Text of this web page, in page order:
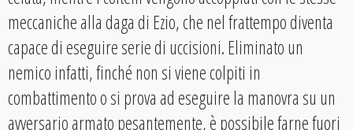
meccaniche alla daga di Ezio, che nel frattempo diventa
capace di eseguire serie di uccisioni. Eliminato un
nemico infatti, finché non si viene colpiti in
combattimento o si prova ad eseguire la manovra su un
avversario armato pesantemente, è possibile farne fuori